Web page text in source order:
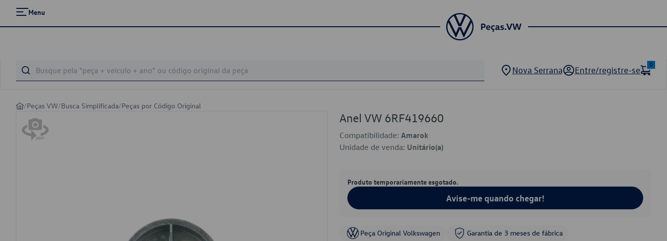
Menu
Nova Serrana Entre/registre-se
0
/Peças VW/Busca Simplificada/Peças por Código Original
Anel VW 6RF419660
Compatibilidade: Amarok
Unidade de venda: Unitário(a)
Produto temporariamente esgotado.
Avise-me quando chegar!
Peça Original Volkswagen Garantia de 3 meses de fábrica